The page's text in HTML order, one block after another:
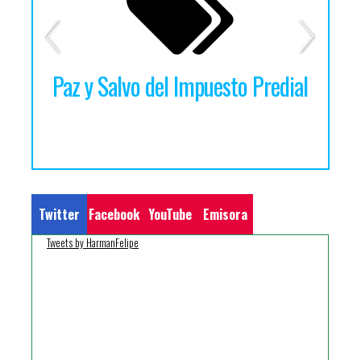
Predial Valoración Municipal
Twitter Facebook YouTube Emisora
Tweets by HarmanFelipe